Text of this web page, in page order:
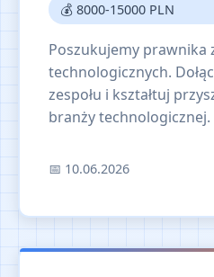
💰 8000-15000 PLN
Poszukujemy prawnika
technologicznych.
zespołu i kształtuj
branży technologicznej.
📅 10.06.2026